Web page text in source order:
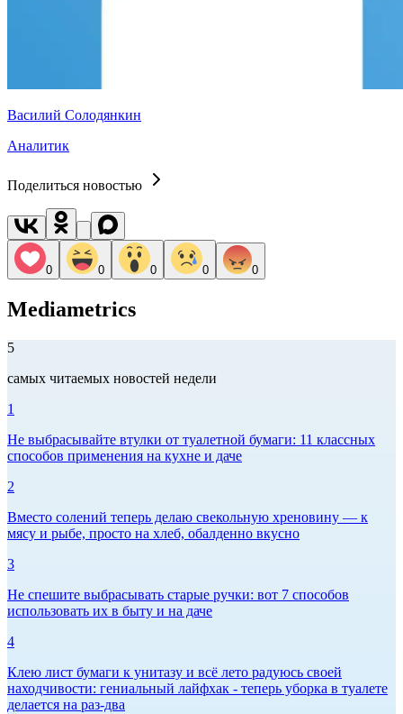
Василий Солодянкин
Аналитик
Поделиться новостью
0 0 0 0 0
Mediametrics
5
самых читаемых новостей недели
1
Не выбрасывайте втулки от туалетной бумаги: 11 классных
способов применения на кухне и даче
2
Вместо солений теперь делаю свекольную хреновину — к
мясу и рыбе, просто на хлеб, обалденно вкусно
3
Не спешите выбрасывать старые ручки: вот 7 способов
использовать их в быту и на даче
4
Клею лист бумаги к унитазу и всё лето радуюсь своей
находчивости: гениальный лайфхак - теперь уборка в туалете
делается на раз-два